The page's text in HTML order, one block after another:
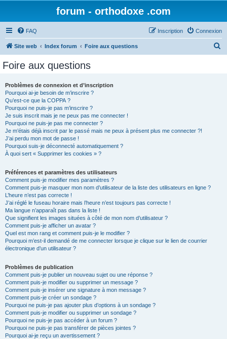
forum - orthodoxe .com
FAQ Connexion
Inscription
Site web Index forum Foire aux questions
Foire aux questions
Problèmes de connexion et d’inscription
Pourquoi ai-je besoin de m’inscrire ?
Qu’est-ce que la COPPA ?
Pourquoi ne puis-je pas m’inscrire ?
Je suis inscrit mais je ne peux pas me connecter !
Pourquoi ne puis-je pas me connecter ?
Je m’étais déjà inscrit par le passé mais ne peux à présent plus me connecter ?!
J’ai perdu mon mot de passe !
Pourquoi suis-je déconnecté automatiquement ?
À quoi sert « Supprimer les cookies » ?
Préférences et paramètres des utilisateurs
Comment puis-je modifier mes paramètres ?
Comment puis-je masquer mon nom d’utilisateur de la liste des utilisateurs en ligne ?
L’heure n’est pas correcte !
J’ai réglé le fuseau horaire mais l’heure n’est toujours pas correcte !
Ma langue n’apparaît pas dans la liste !
Que signifient les images situées à côté de mon nom d’utilisateur ?
Comment puis-je afficher un avatar ?
Quel est mon rang et comment puis-je le modifier ?
Pourquoi m’est-il demandé de me connecter lorsque je clique sur le lien de courrier
électronique d’un utilisateur ?
Problèmes de publication
Comment puis-je publier un nouveau sujet ou une réponse ?
Comment puis-je modifier ou supprimer un message ?
Comment puis-je insérer une signature à mon message ?
Comment puis-je créer un sondage ?
Pourquoi ne puis-je pas ajouter plus d’options à un sondage ?
Comment puis-je modifier ou supprimer un sondage ?
Pourquoi ne puis-je pas accéder à un forum ?
Pourquoi ne puis-je pas transférer de pièces jointes ?
Pourquoi ai-je reçu un avertissement ?